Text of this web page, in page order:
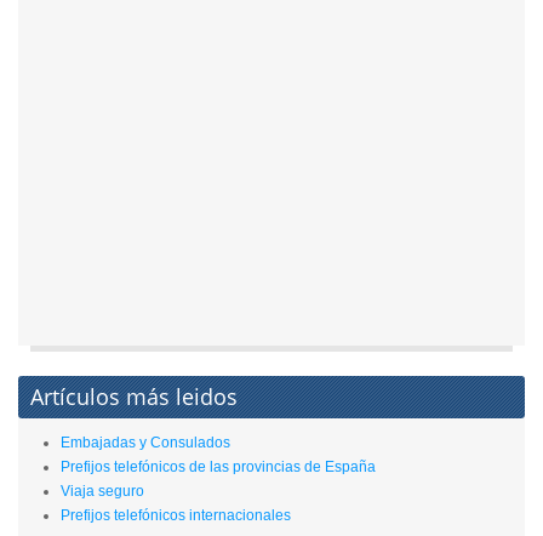
Artículos más leidos
Embajadas y Consulados
Prefijos telefónicos de las provincias de España
Viaja seguro
Prefijos telefónicos internacionales